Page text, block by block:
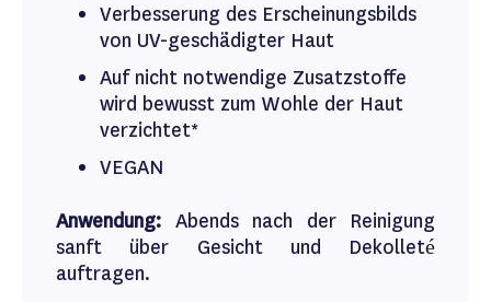
Verbesserung des Erscheinungsbilds
von UV-geschädigter Haut
Auf nicht notwendige Zusatzstoffe
wird bewusst zum Wohle der Haut
verzichtet*
VEGAN
Anwendung: Abends nach der Reinigung
sanft über Gesicht und Dekolleté
auftragen.